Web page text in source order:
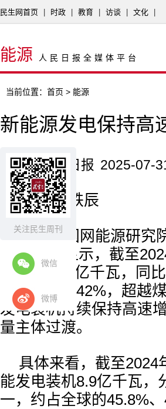
关注民生周刊
微信
微博
民生网首页 时政 教育 访谈 文化
能源 人民日报全媒体平台
当前位置： 首页 > 能源
新能源发电保持高
来源：经济日报 2025-07-
记者 王轶辰
近日，国网能源研究
告2025》显示，截至
量达到14.1亿千瓦，同
的比重达到42%，超越
发电装机持续保持高速
量主体过渡。
具体来看，截至2024
能发电装机8.9亿千瓦，
一，约占全球的45.8%